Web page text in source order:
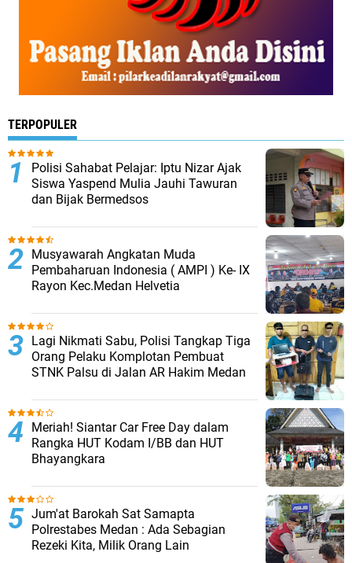
TERPOPULER
Polisi Sahabat Pelajar: Iptu Nizar Ajak
Siswa Yaspend Mulia Jauhi Tawuran
dan Bijak Bermedsos
Musyawarah Angkatan Muda
Pembaharuan Indonesia ( AMPI ) Ke- IX
Rayon Kec.Medan Helvetia
Lagi Nikmati Sabu, Polisi Tangkap Tiga
Orang Pelaku Komplotan Pembuat
STNK Palsu di Jalan AR Hakim Medan
Meriah! Siantar Car Free Day dalam
Rangka HUT Kodam I/BB dan HUT
Bhayangkara
Jum'at Barokah Sat Samapta
Polrestabes Medan : Ada Sebagian
Rezeki Kita, Milik Orang Lain